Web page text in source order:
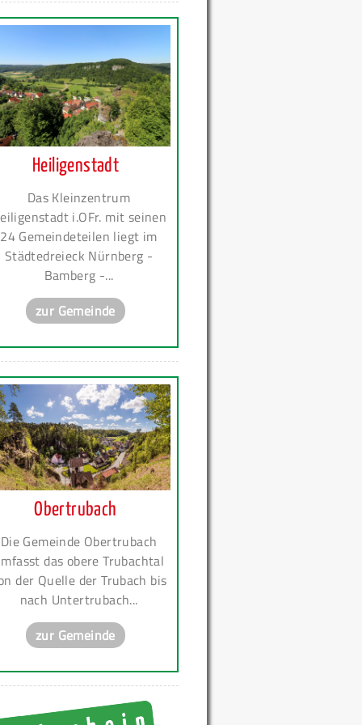
Heiligenstadt
Das Kleinzentrum
i.OFr. mit seinen
24 Gemeindeteilen liegt im
Städtedreieck Nürnberg -
Bamberg -...
zur Gemeinde
Obertrubach
Die Gemeinde Obertrubach
das obere Trubachtal
der Quelle der Trubach bis
nach Untertrubach...
zur Gemeinde